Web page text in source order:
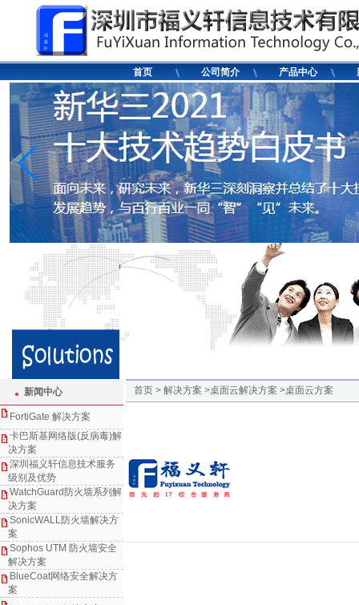
首页 公司简介 产品中心
新闻中心
FortiGate 解决方案
卡巴斯基网络版(反病毒)解
决方案
深圳福义轩信息技术服务
级别及优势
WatchGuard防火墙系列解
决方案
SonicWALL防火墙解决方
案
Sophos UTM 防火墙安全
解决方案
BlueCoat网络安全解决方
案
首页 > 解决方案 >桌面云解决方案 >桌面云方案